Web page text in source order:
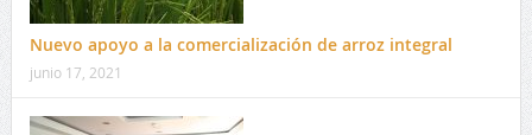
Nuevo apoyo a la comercialización de arroz integral
junio 17, 2021